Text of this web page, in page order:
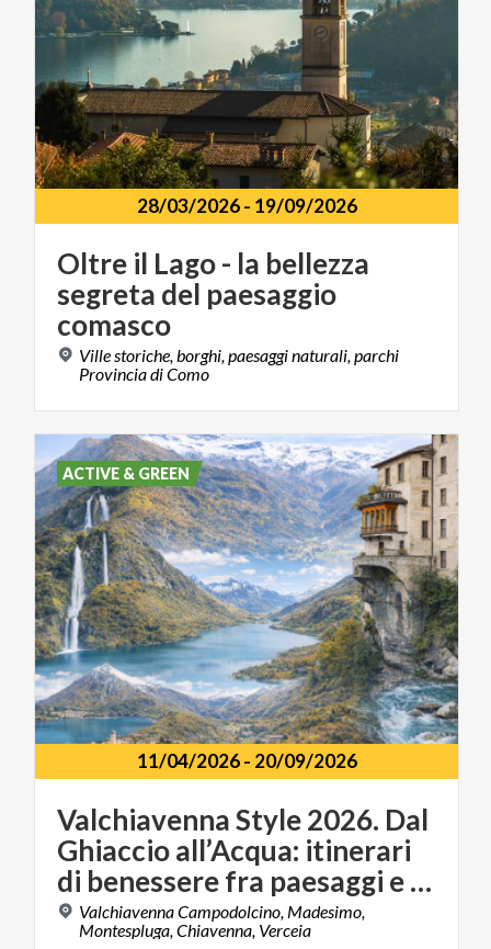
28/03/2026- 19/09/2026
Oltre il Lago - la bellezza
segreta del paesaggio
comasco
Ville storiche, borghi, paesaggi naturali, parchi
Provincia di Como
11/04/2026- 20/09/2026
Valchiavenna Style 2026. Dal
Ghiaccio all’Acqua: itinerari
di benessere fra paesaggi e sapori
Valchiavenna Campodolcino, Madesimo,
Montespluga, Chiavenna, Verceia
ACTIVE & GREEN